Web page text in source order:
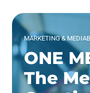
MARKETING &
ONE
The